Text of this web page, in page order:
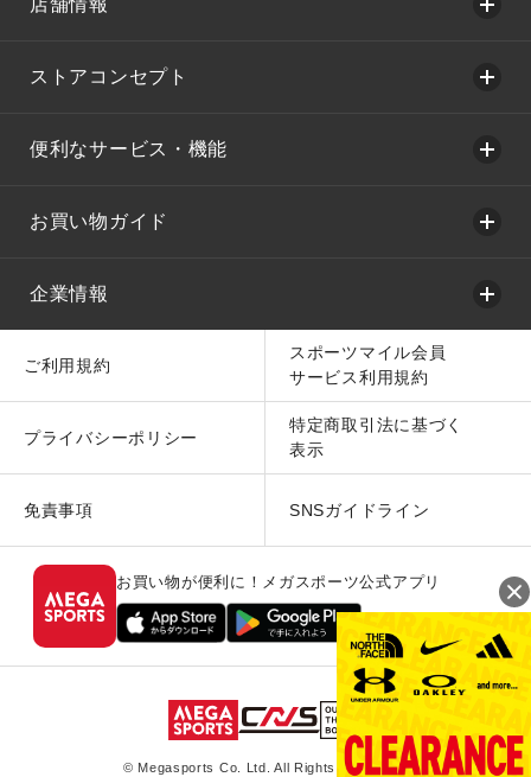
店舗情報
ストアコンセプト
便利なサービス・機能
お買い物ガイド
企業情報
ご利用規約
スポーツマイル会員
サービス利用規約
プライバシーポリシー
特定商取引法に基づく
表示
免責事項 SNSガイドライン
お買い物が便利に！メガスポーツ公式アプリ
© Megasports Co. Ltd. All Rights Reserved.